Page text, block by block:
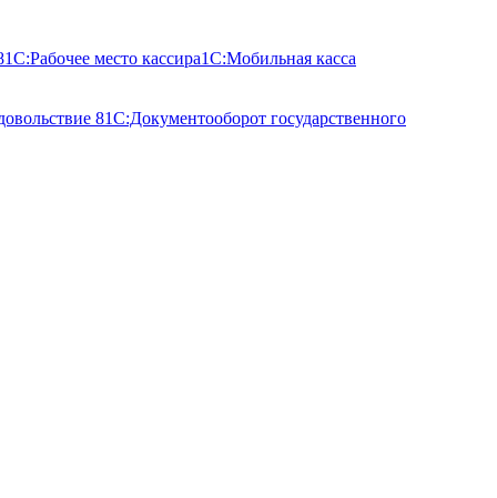
1С:Рабочее место кассира1С:Мобильная касса
81С:Документооборот государственного